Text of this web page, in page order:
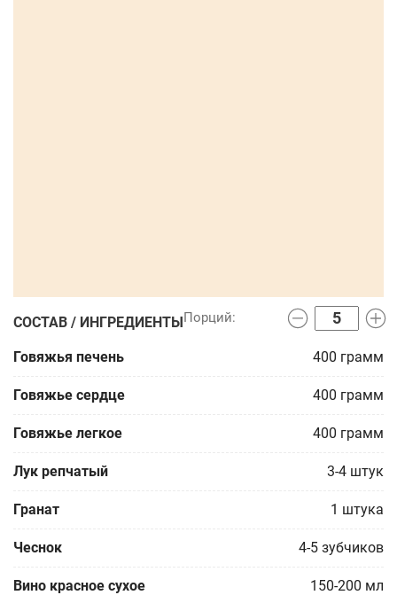
СОСТАВ / ИНГРЕДИЕНТЫ
Говяжья печень 400 грамм
Говяжье сердце 400 грамм
Говяжье легкое 400 грамм
Лук репчатый 3-4 штук
Гранат 1 штука
Чеснок 4-5 зубчиков
Вино красное сухое 150-200 мл